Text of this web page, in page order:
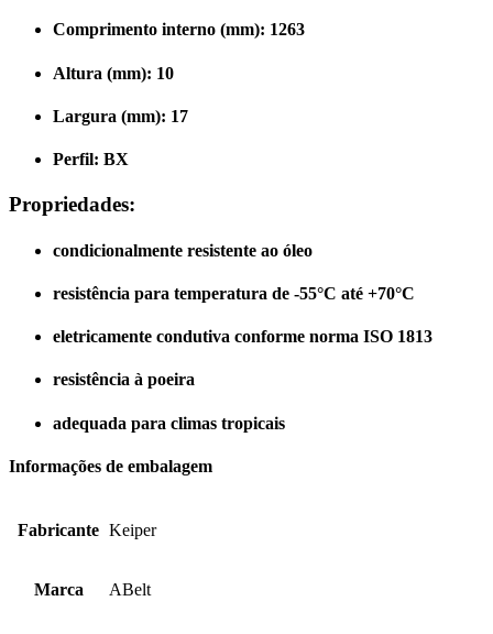
Comprimento interno (mm): 1263
Altura (mm): 10
Largura (mm): 17
Perfil: BX
Propriedades:
condicionalmente resistente ao óleo
resistência para temperatura de -55°C até +70°C
eletricamente condutiva conforme norma ISO 1813
resistência à poeira
adequada para climas tropicais
Informações de embalagem
Fabricante Keiper
Marca ABelt